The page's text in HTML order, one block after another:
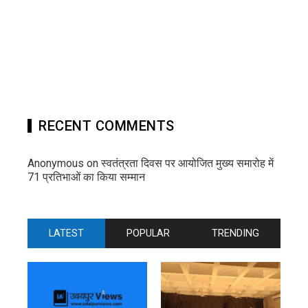
RECENT COMMENTS
Anonymous onस्वतंत्रता दिवस पर आयोजित मुख्य समारोह में
71 प्रतिभाओं का किया सम्मान
LATEST POPULAR TRENDING